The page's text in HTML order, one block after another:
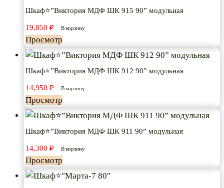
Шкаф⭐”Виктория МДФ ШК 915 90” модульная
19,850 ₽ В корзину
Просмотр
Шкаф⭐”Виктория МДФ ШК 912 90” модульная
14,950 ₽ В корзину
Просмотр
Шкаф⭐”Виктория МДФ ШК 911 90” модульная
14,300 ₽ В корзину
Просмотр